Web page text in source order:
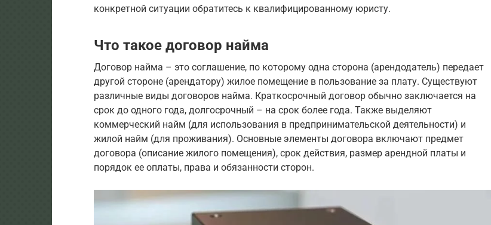
конкретной ситуации обратитесь к квалифицированному юристу.
Что такое договор найма
Договор найма – это соглашение, по которому одна сторона (арендодатель) передает
другой стороне (арендатору) жилое помещение в пользование за плату. Существуют
различные виды договоров найма. Краткосрочный договор обычно заключается на
срок до одного года, долгосрочный – на срок более года. Также выделяют
коммерческий найм (для использования в предпринимательской деятельности) и
жилой найм (для проживания). Основные элементы договора включают предмет
договора (описание жилого помещения), срок действия, размер арендной платы и
порядок ее оплаты, права и обязанности сторон.